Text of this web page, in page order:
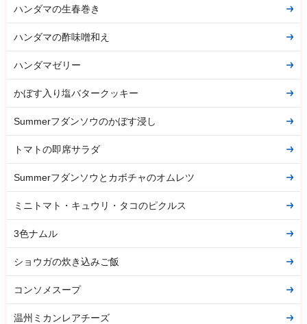
ハンダマの生春巻き
ハンダマの酢味噌和え
ハンダマゼリー
かぼす入り塩バタークッキー
Summerフダンソウのかぼす浸し
トマトの即席サラダ
Summerフダンソウとカボチャのオムレツ
ミニトマト・キュウリ・タコのピクルス
3色ナムル
ショウガの炊き込みご飯
コンソメスープ
温州ミカンレアチーズ